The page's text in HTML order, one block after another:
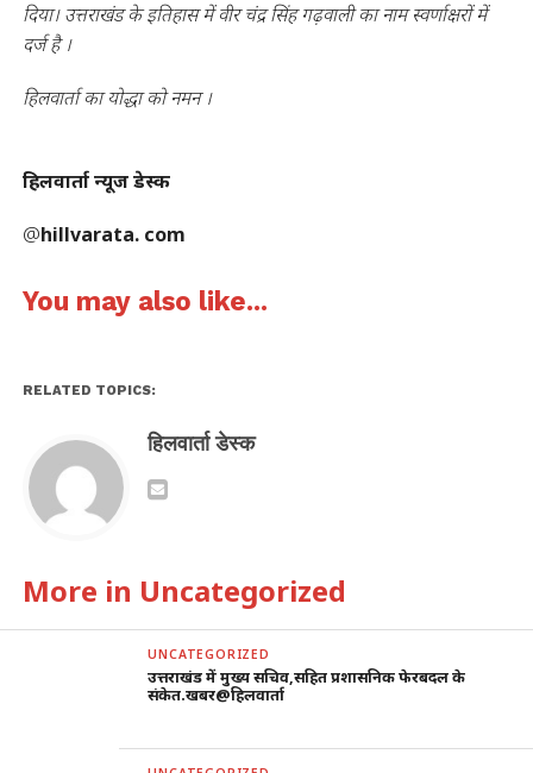
दिया। उत्तराखंड के इतिहास में वीर चंद्र सिंह गढ़वाली का नाम स्वर्णाक्षरों में
दर्ज है ।
हिलवार्ता का योद्धा को नमन ।
हिलवार्ता न्यूज डेस्क
@hillvarata. com
You may also like...
RELATED TOPICS:
हिलवार्ता डेस्क
More in Uncategorized
UNCATEGORIZED
उत्तराखंड में मुख्य सचिव,सहित प्रशासनिक फेरबदल के
संकेत.खबर@हिलवार्ता